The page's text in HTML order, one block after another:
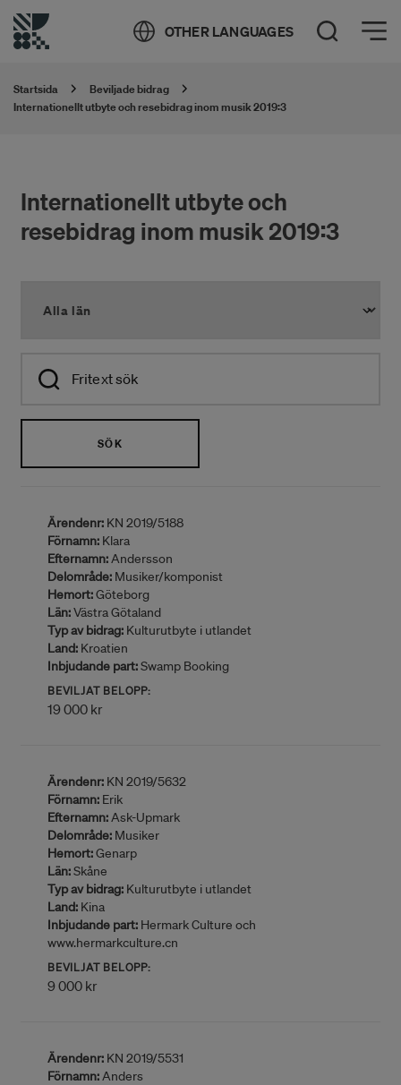
OTHER LANGUAGES Öppna sök
Öppna meny
Startsida
Beviljade bidrag
Internationellt utbyte och resebidrag inom musik 2019:3
Internationellt utbyte och
resebidrag inom musik 2019:3
SÖK
Ärendenr: KN 2019/5188
Förnamn: Klara
Efternamn:Andersson
Delområde: Musiker/komponist
Hemort:Göteborg
Län:Västra Götaland
Typ av bidrag: Kulturutbyte i utlandet
Land: Kroatien
Inbjudande part:Swamp Booking
BEVILJAT BELOPP:
19 000 kr
Ärendenr: KN 2019/5632
Förnamn: Erik
Efternamn:Ask-Upmark
Delområde: Musiker
Hemort:Genarp
Län:Skåne
Typ av bidrag: Kulturutbyte i utlandet
Land: Kina
Inbjudande part: Hermark Culture och
www.hermarkculture.cn
BEVILJAT BELOPP:
9 000 kr
Ärendenr: KN 2019/5531
Förnamn:Anders